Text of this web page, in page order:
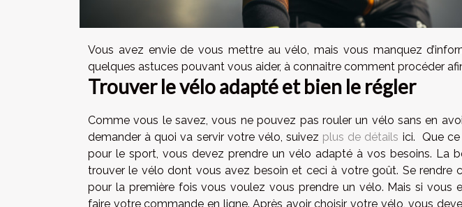
Vous avez envie de vous mettre au vélo, mais vous manquez
quelques astuces pouvant vous aider, à connaitre comment procéder
Trouver le vélo adapté et bien le régler
Comme vous le savez, vous ne pouvez pas rouler un vélo sans en
demander à quoi va servir votre vélo, suivez plus de détails ici. Que ce
pour le sport, vous devez prendre un vélo adapté à vos besoins. La
trouver le vélo dont vous avez besoin et ceci à votre goût. Se rendre
pour la première fois vous voulez vous prendre un vélo. Mais si vous
faire votre commande en ligne. Après avoir choisir votre vélo, vous